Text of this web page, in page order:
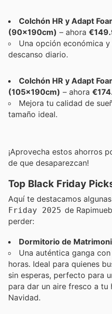
Colchón HR y Adapt
(90x190cm) – ahora
Una opción económica
descanso diario.
Colchón HR y Adapt
(105x190cm) – ahora
Mejora tu calidad de
tamaño ideal.
¡Aprovecha estos ahorros
de que desaparezcan!
Top Black Friday
Aquí te destacamos
Friday 2025 de
perder:
Dormitorio de
Una auténtica ganga
horas. Ideal para quienes
sin esperas, perfecto para
para dar un aire fresco a tu
Navidad.